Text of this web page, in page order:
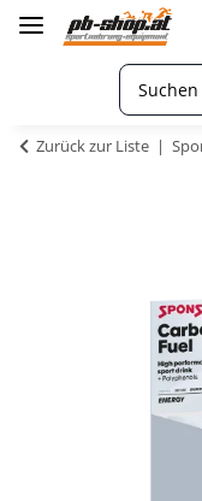
Zurück zur Liste